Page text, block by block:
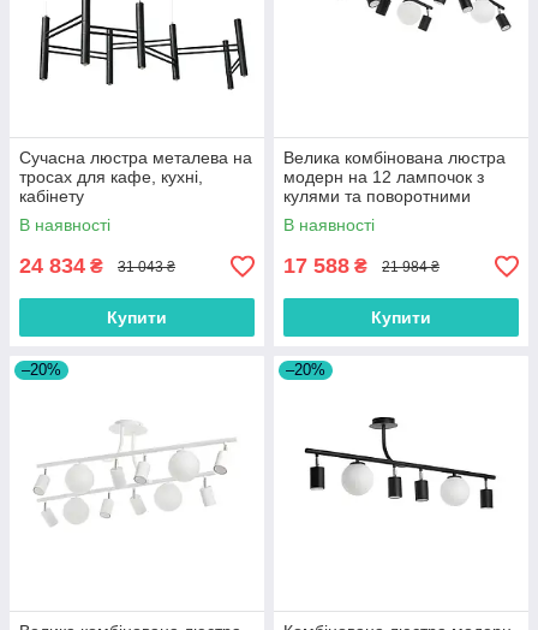
Сучасна люстра металева на
тросах для кафе, кухні,
кабінету
В наявності
24 834 ₴ 31 043 ₴
Купити
Велика комбінована люстра
модерн на 12 лампочок з
кулями та поворотними
тубусами
В наявності
17 588 ₴ 21 984 ₴
Купити
–20% –20%